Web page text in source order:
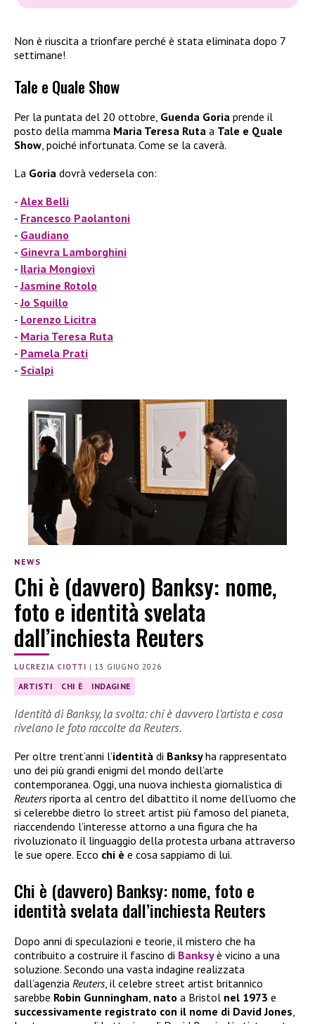
Non è riuscita a trionfare perché è stata eliminata dopo 7
settimane!
Tale e Quale Show
Per la puntata del 20 ottobre, Guenda Goria prende il
posto della mamma Maria Teresa Ruta a Tale e Quale
Show, poiché infortunata. Come se la caverà.
La Goria dovrà vedersela con:
Alex Belli
Francesco Paolantoni
Gaudiano
Ginevra Lamborghini
Ilaria Mongiovì
Jasmine Rotolo
Jo Squillo
Lorenzo Licitra
Maria Teresa Ruta
Pamela Prati
Scialpi
NEWS
Chi è (davvero) Banksy: nome,
foto e identità svelata
dall’inchiesta Reuters
LUCREZIA CIOTTI | 13 GIUGNO 2026
ARTISTI CHI È INDAGINE
Identità di Banksy, la svolta: chi è davvero l’artista e cosa
rivelano le foto raccolte da Reuters.
Per oltre trent’anni l’identità di Banksyha rappresentato
uno dei più grandi enigmi del mondo dell’arte
contemporanea. Oggi, una nuova inchiesta giornalistica di
Reutersriporta al centro del dibattito il nome dell’uomo che
si celerebbe dietro lo street artist più famoso del pianeta,
riaccendendo l’interesse attorno a una figura che ha
rivoluzionato il linguaggio della protesta urbana attraverso
le sue opere. Ecco chi è e cosa sappiamo di lui.
Chi è (davvero) Banksy: nome, foto e
identità svelata dall’inchiesta Reuters
Dopo anni di speculazioni e teorie, il mistero che ha
contribuito a costruire il fascino di Banksyè vicino a una
soluzione. Secondo una vasta indagine realizzata
dall’agenzia Reuters, il celebre street artist britannico
sarebbe Robin Gunningham nato a Bristol nel 1973 e
successivamente registrato con il nome di David Jones